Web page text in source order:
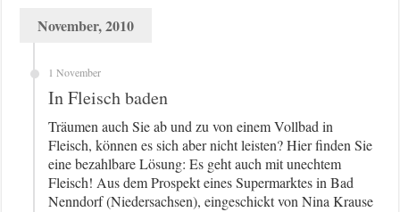
November, 2010
1 November
In Fleisch baden
Träumen auch Sie ab und zu von einem Vollbad in
Fleisch, können es sich aber nicht leisten? Hier finden Sie
eine bezahlbare Lösung: Es geht auch mit unechtem
Fleisch! Aus dem Prospekt eines Supermarktes in Bad
Nenndorf (Niedersachsen), eingeschickt von Nina Krause